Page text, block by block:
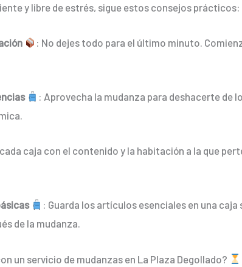
y libre de estrés, sigue estos consejos prácticos:
: No dejes todo para el último minuto.
: Aprovecha la mudanza para deshacerte de
caja con el contenido y la habitación a la que
: Guarda los artículos esenciales en una
de la mudanza.
un servicio de mudanzas en La Plaza Degollado?